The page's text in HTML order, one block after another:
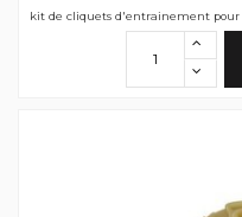
kit de cliquets d'entrainement pour